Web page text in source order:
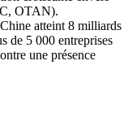
OTAN).
atteint 8 milliards
de 5 000 entreprises
une présence